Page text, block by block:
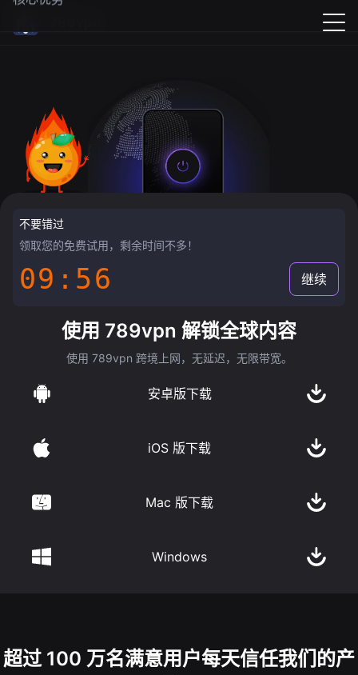
不要错过
领取您的免费试用，剩余时间不多！
09:55 继续
使用 789vpn 解锁全球内容
使用 789vpn 跨境上网，无延迟，无限带宽。
安卓版下载
iOS 版下载
Mac 版下载
Windows
超过 100 万名满意用户每天信任我们的产